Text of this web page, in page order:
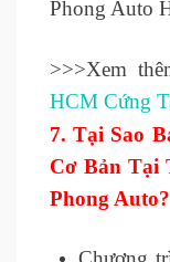
>>>Xem
HCM Cứng
7.Tại Sao
Cơ Bản Tại
Phong Auto?